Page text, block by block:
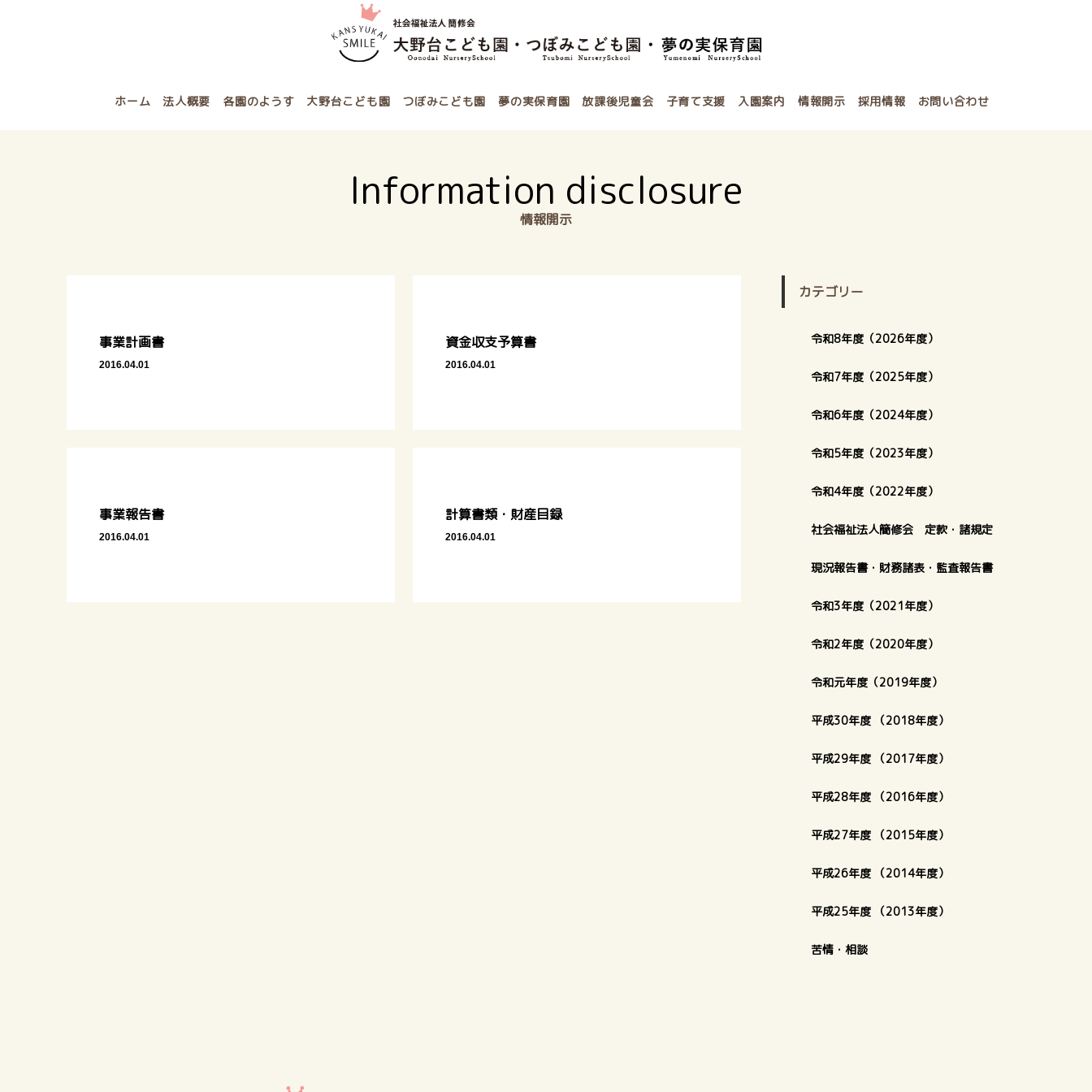
ホーム 法人概要 各園のようす 大野台こども園 つぼみこども園 夢の実保育園 放課後児童会 子育て支援 入園案内 情報開示 採用情報 お問い合わせ
Information disclosure
情報開示
事業計画書
2016.04.01
資金収支予算書
2016.04.01
事業報告書
2016.04.01
計算書類・財産目録
2016.04.01
カテゴリー
令和8年度（2026年度）
令和7年度（2025年度）
令和6年度（2024年度）
令和5年度（2023年度）
令和4年度（2022年度）
社会福祉法人簡修会 定款・諸規定
現況報告書・財務諸表・監査報告書
令和3年度（2021年度）
令和2年度（2020年度）
令和元年度（2019年度）
平成30年度 （2018年度）
平成29年度 （2017年度）
平成28年度 （2016年度）
平成27年度 （2015年度）
平成26年度 （2014年度）
平成25年度 （2013年度）
苦情・相談